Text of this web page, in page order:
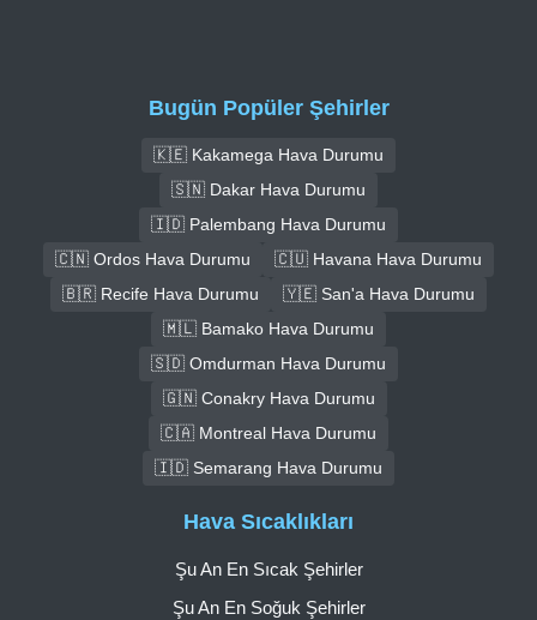
Bugün Popüler Şehirler
🇰🇪 Kakamega Hava Durumu
🇸🇳 Dakar Hava Durumu
🇮🇩 Palembang Hava Durumu
🇨🇳 Ordos Hava Durumu
🇨🇺 Havana Hava Durumu
🇧🇷 Recife Hava Durumu
🇾🇪 San'a Hava Durumu
🇲🇱 Bamako Hava Durumu
🇸🇩 Omdurman Hava Durumu
🇬🇳 Conakry Hava Durumu
🇨🇦 Montreal Hava Durumu
🇮🇩 Semarang Hava Durumu
Hava Sıcaklıkları
Şu An En Sıcak Şehirler
Şu An En Soğuk Şehirler